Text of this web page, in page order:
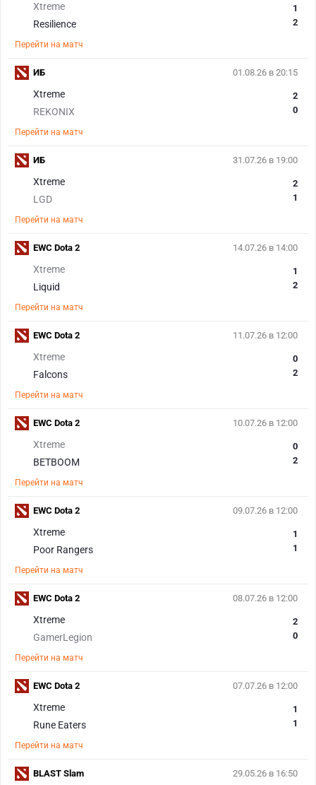
Xtreme
Resilience
1
2
Перейти на матч
01.08.26 в 20:15
Xtreme
REKONIX
2
0
Перейти на матч
ИБ
31.07.26 в 19:00
Xtreme
LGD
2
1
Перейти на матч
ИБ
14.07.26 в 14:00
Xtreme
Liquid
1
2
Перейти на матч
EWC Dota 2
11.07.26 в 12:00
Xtreme
Falcons
0
2
Перейти на матч
EWC Dota 2
10.07.26 в 12:00
Xtreme
BETBOOM
0
2
Перейти на матч
EWC Dota 2
09.07.26 в 12:00
Xtreme
Poor Rangers
1
1
Перейти на матч
EWC Dota 2
08.07.26 в 12:00
Xtreme
GamerLegion
2
0
Перейти на матч
EWC Dota 2
07.07.26 в 12:00
Xtreme
Rune Eaters
1
1
Перейти на матч
EWC Dota 2
29.05.26 в 16:50
BLAST Slam